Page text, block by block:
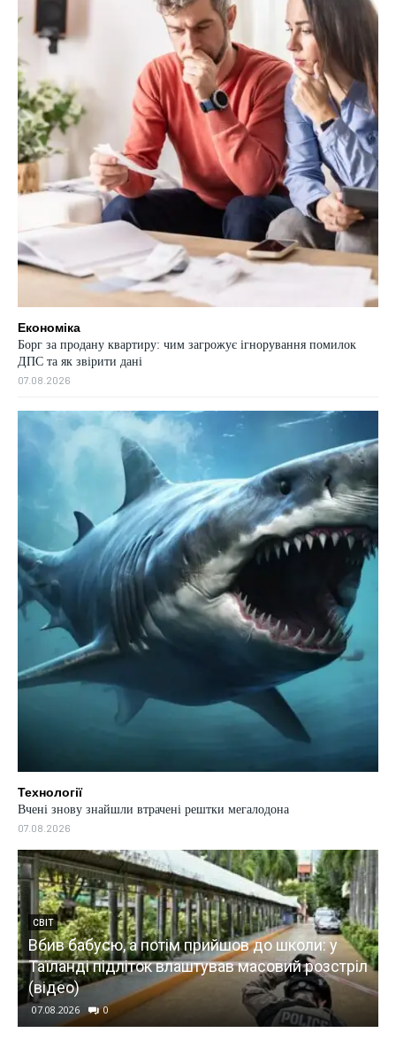
Економіка
Борг за продану квартиру: чим загрожує ігнорування помилок
ДПС та як звірити дані
07.08.2026
Технології
Вчені знову знайшли втрачені рештки мегалодона
07.08.2026
СВІТ
Вбив бабусю, а потім прийшов до школи: у
Таїланді підліток влаштував масовий розстріл
(відео)
07.08.2026 0